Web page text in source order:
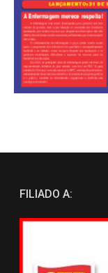
FILIADO A: